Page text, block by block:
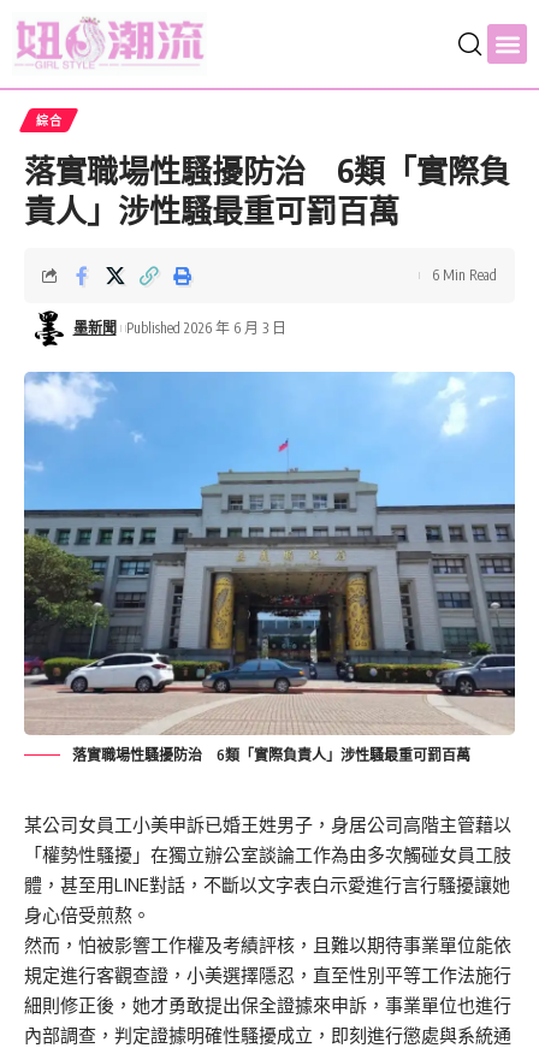
綜合
落實職場性騷擾防治 6類「實際負
責人」涉性騷最重可罰百萬
墨新聞 Published 2026 年 6 月 3 日
6 Min Read
落實職場性騷擾防治 6類「實際負責人」涉性騷最重可罰百萬
某公司女員工小美申訴已婚王姓男子，身居公司高階主管藉以
「權勢性騷擾」在獨立辦公室談論工作為由多次觸碰女員工肢
體，甚至用LINE對話，不斷以文字表白示愛進行言行騷擾讓她
身心倍受煎熬。
然而，怕被影響工作權及考績評核，且難以期待事業單位能依
規定進行客觀查證，小美選擇隱忍，直至性別平等工作法施行
細則修正後，她才勇敢提出保全證據來申訴，事業單位也進行
內部調查，判定證據明確性騷擾成立，即刻進行懲處與系統通